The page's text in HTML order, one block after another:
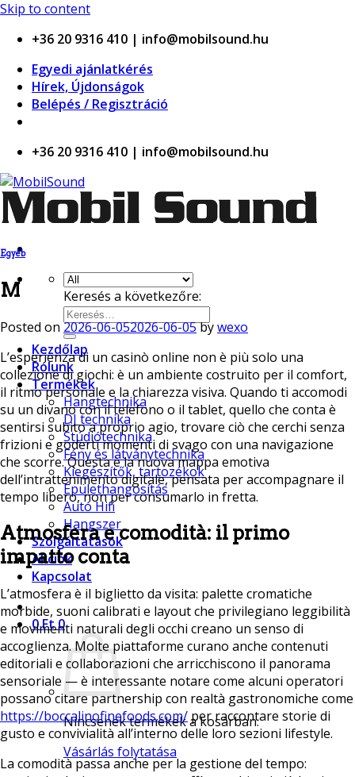
Skip to content
+36 20 9316 410 | info@mobilsound.hu
Egyedi ajánlatkérés
Hírek, Újdonságok
Belépés / Regisztráció
+36 20 9316 410 | info@mobilsound.hu
Keresés a következőre:
Kezdőlap
Rólunk
Termékek
Hangtechnika
DJ technika
Stúdiótechnika
Fény és látványtechnika
Kiegészítők, tartozékok
Épülethangosítás
Autó Hifi
Hangszer
Szolgáltatások
Akciók
Kapcsolat
0Ft0
Nincsenek termékek a kosárban.
Vásárlás folytatása
Egyéb
M
Posted on 2026-06-052026-06-05bywexo
L’esperienza di un casinò online non è più solo una
collezione di giochi: è un ambiente costruito per il comfort,
il ritmo personale e la chiarezza visiva. Quando ti accomodi
su un divano con il telefono o il tablet, quello che conta è
sentirsi subito a proprio agio, trovare ciò che cerchi senza
frizioni e goderti momenti di svago con una navigazione
che scorre. Questa è la nuova mappa emotiva
dell’intrattenimento digitale, pensata per accompagnare il
tempo libero, non per consumarlo in fretta.
Atmosfera e comodità: il primo
impatto conta
L’atmosfera è il biglietto da visita: palette cromatiche
morbide, suoni calibrati e layout che privilegiano leggibilità
e movimenti naturali degli occhi creano un senso di
accoglienza. Molte piattaforme curano anche contenuti
editoriali e collaborazioni che arricchiscono il panorama
sensoriale — è interessante notare come alcuni operatori
possano citare partnership con realtà gastronomiche come
https://boccalinofinefoods.com/per raccontare storie di
gusto e convivialità all’interno delle loro sezioni lifestyle.
La comodità passa anche per la gestione del tempo: